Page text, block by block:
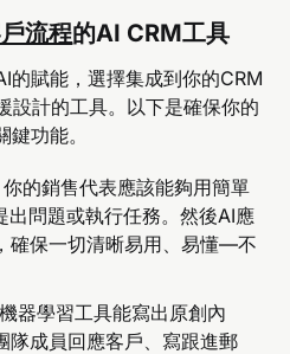
流程的AI CRM工具
的賦能，選擇集成到你的CRM
設計的工具。以下是確保你的
功能。
你的銷售代表應該能夠用簡單
出問題或執行任務。然後AI應
確保一切清晰易用、易懂—不
器學習工具能寫出原創內
隊成員回應客戶、寫跟進郵